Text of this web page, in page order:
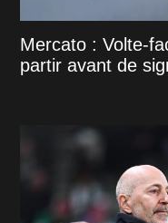
Mercato : Volte-
partir avant de